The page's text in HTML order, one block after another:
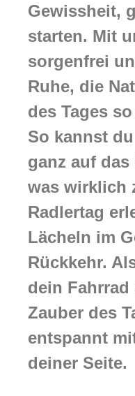
Gewissheit,
starten. Mit
sorgenfrei
Ruhe, die
des Tages
So kannst
ganz auf
was wirklich
Radlertag
Lächeln im
Rückkehr.
dein Fahrrad
Zauber des
entspannt
deiner Seite.